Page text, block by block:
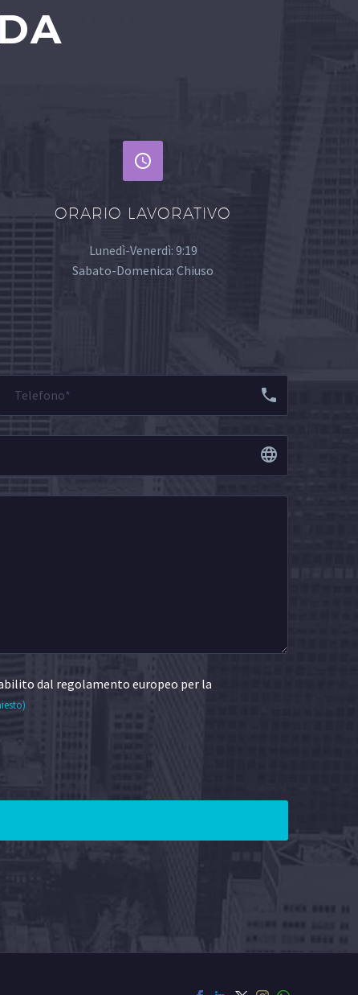


ORARIO LAVORATIVO
Lunedì-Venerdì: 9:19
Sabato-Domenica: Chiuso
dal regolamento europeo per la